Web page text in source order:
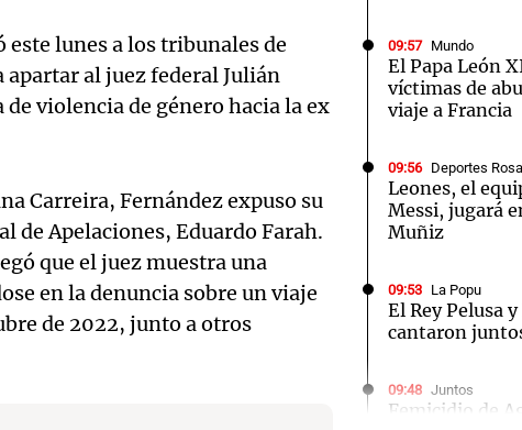
lunes a los tribunales de
al juez federal Julián
violencia de género hacia la ex
Carreira, Fernández expuso su
de Apelaciones, Eduardo Farah.
que el juez muestra una
en la denuncia sobre un viaje
de 2022, junto a otros
09:57 Mundo
El Papa León
víctimas de
viaje a Francia
09:56 Deportes
Leones, el
Messi, jugará
Muñiz
09:53 La Popu
El Rey Pelusa
cantaron
09:48 Juntos
Femicidio de
Audio.
Notas
en Cadena 3
Notas
El huracán de Arequito Cadena 3